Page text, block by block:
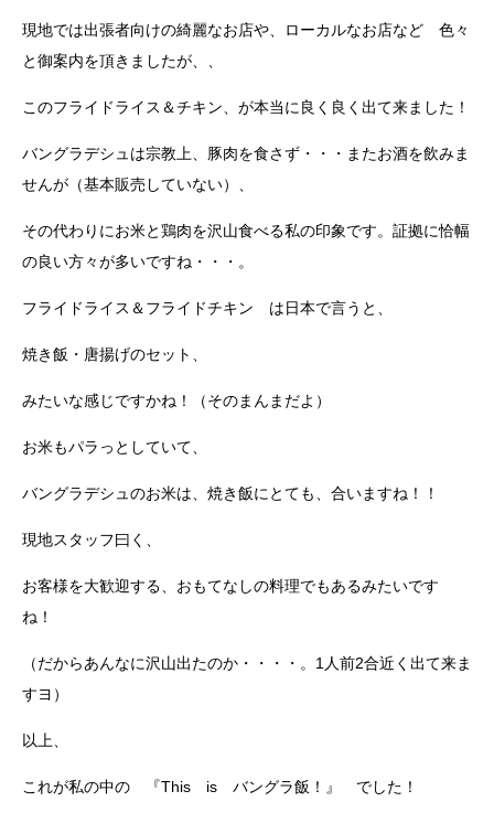
現地では出張者向けの綺麗なお店や、ローカルなお店など 色々
と御案内を頂きましたが、、
このフライドライス＆チキン、が本当に良く良く出て来ました！
バングラデシュは宗教上、豚肉を食さず・・・またお酒を飲みま
せんが（基本販売していない）、
その代わりにお米と鶏肉を沢山食べる私の印象です。証拠に恰幅
の良い方々が多いですね・・・。
フライドライス＆フライドチキン は日本で言うと、
焼き飯・唐揚げのセット、
みたいな感じですかね！（そのまんまだよ）
お米もパラっとしていて、
バングラデシュのお米は、焼き飯にとても、合いますね！！
現地スタッフ曰く、
お客様を大歓迎する、おもてなしの料理でもあるみたいです
ね！
（だからあんなに沢山出たのか・・・・。1人前2合近く出て来ま
すヨ）
以上、
これが私の中の 『This is バングラ飯！』 でした！